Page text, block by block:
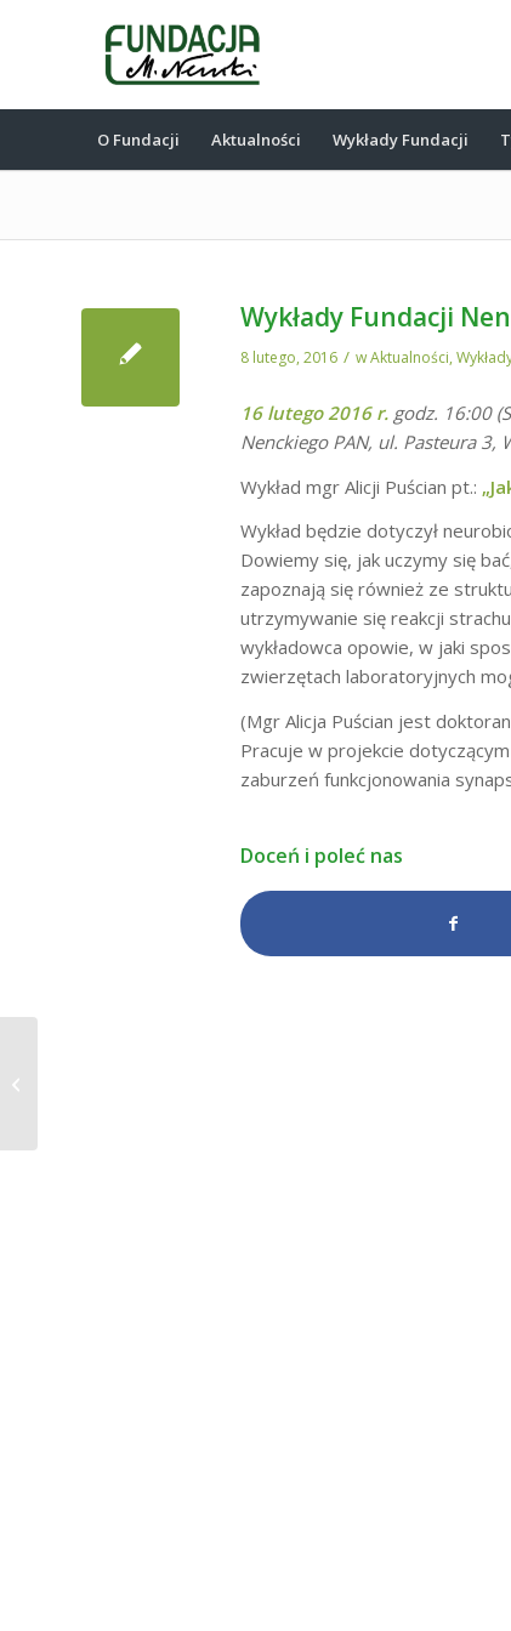
O Fundacji Aktualności Wykłady Fundacji
Wykłady Fundacji
8 lutego, 2016 / wAktualności,
16 lutego 2016 r. godz. 16:00
Nenckiego PAN, ul. Pasteura 3,
Wykład mgr Alicji Puścian pt.:
Wykład będzie dotyczył
Dowiemy się, jak uczymy się
zapoznają się również ze
utrzymywanie się reakcji
wykładowca opowie, w jaki
zwierzętach laboratoryjnych
(Mgr Alicja Puścian jest
Pracuje w projekcie
zaburzeń funkcjonowania
Doceń i poleć nas